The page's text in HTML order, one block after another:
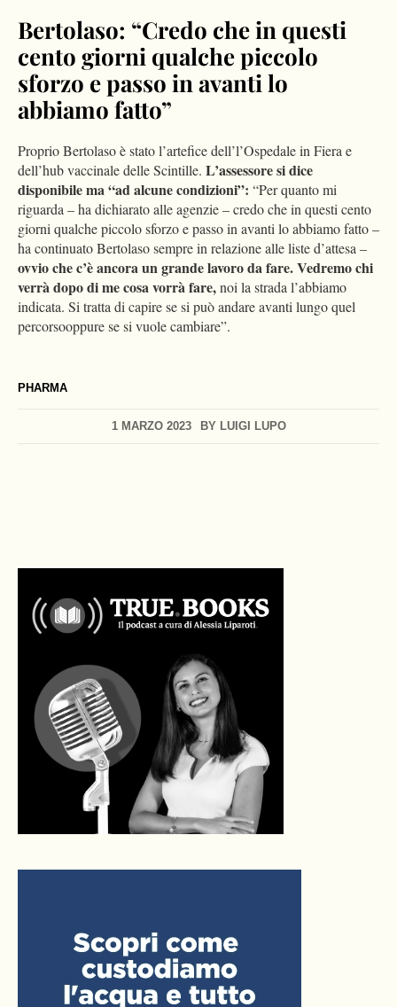
PHARMA
1 MARZO 2023 BY LUIGI LUPO
Bertolaso: “Credo che in questi
cento giorni qualche piccolo
sforzo e passo in avanti lo
abbiamo fatto”
Proprio Bertolaso è stato l’artefice dell’l’Ospedale in Fiera e
dell’hub vaccinale delle Scintille. L’assessore si dice
disponibile ma “ad alcune condizioni”: “Per quanto mi
riguarda – ha dichiarato alle agenzie – credo che in questi cento
giorni qualche piccolo sforzo e passo in avanti lo abbiamo fatto –
ha continuato Bertolaso sempre in relazione alle liste d’attesa –
ovvio che c’è ancora un grande lavoro da fare. Vedremo chi
verrà dopo di me cosa vorrà fare,noi la strada l’abbiamo
indicata. Si tratta di capire se si può andare avanti lungo quel
percorsooppure se si vuole cambiare”.